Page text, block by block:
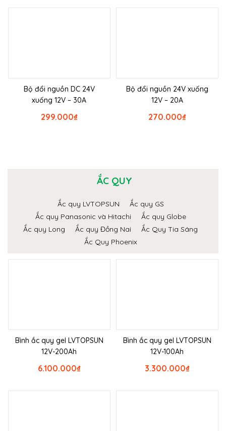
Bộ đổi nguồn DC 24V
xuống 12V – 30A
₫
299.000
Bộ đổi nguồn 24V xuống
12V – 20A
₫
270.000
ẮC QUY
Ắc quy LVTOPSUN
Ắc quy GS
Ắc quy Panasonic và Hitachi
Ắc quy Globe
Ắc quy Long
Ắc quy Đồng Nai
Ắc Quy Tia Sáng
Ắc Quy Phoenix
Bình ắc quy gel LVTOPSUN
12V-200Ah
₫
6.100.000
Bình ắc quy gel LVTOPSUN
12V-100Ah
₫
3.300.000